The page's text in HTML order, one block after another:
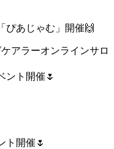
ぴあじゃむ」開催🙌
アラーオンラインサロ
ト開催🌷